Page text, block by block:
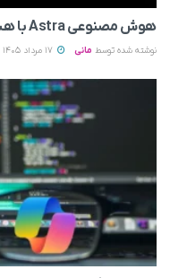
هوش مصنوعی Astra با هشدار امنیت سایبری روبه‌رو شد
نوشته شده توسط مانی